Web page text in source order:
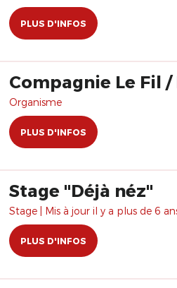
PLUS D'INFOS
Compagnie Le Fil /
Organisme
PLUS D'INFOS
Stage "Déjà néz"
Stage | Mis à jour il y a plus de 6
PLUS D'INFOS